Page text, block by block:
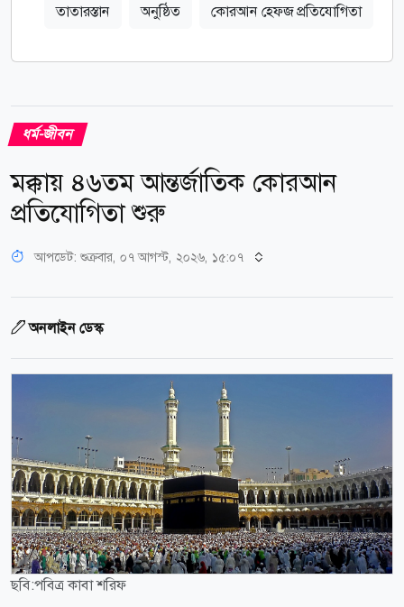
তাতারস্তান অনুষ্ঠিত কোরআন হেফজ প্রতিযোগিতা
ধর্ম-জীবন
মক্কায় ৪৬তম আন্তর্জাতিক কোরআন
প্রতিযোগিতা শুরু
আপডেট: শুক্রবার, ০৭ আগস্ট, ২০২৬, ১৫:০৭
অনলাইন ডেস্ক
ছবি:পবিত্র কাবা শরিফ